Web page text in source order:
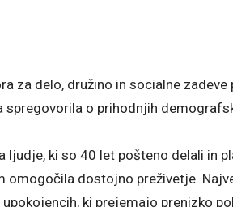
za delo, družino in socialne
spregovorila o prihodnjih
ljudje, ki so 40 let pošteno delali in
omogočila dostojno preživetje.
ki prejemajo prenizko